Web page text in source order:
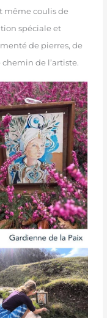
même coulis de
spéciale et
de pierres, de
chemin de l’artiste.